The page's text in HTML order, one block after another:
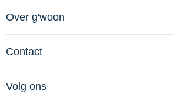
Over g'woon
Contact
Volg ons